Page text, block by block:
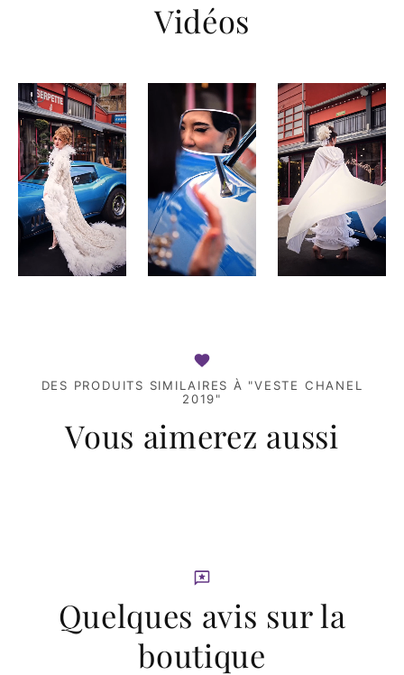
Vidéos
DES PRODUITS SIMILAIRES À "VESTE CHANEL
2019"
Vous aimerez aussi
Quelques avis sur la
boutique